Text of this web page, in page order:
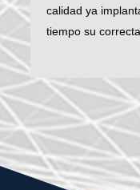
calidad ya
tiempo su